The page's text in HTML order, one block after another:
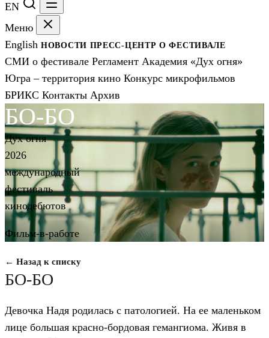
EN
Меню
English НОВОСТИ ПРЕСС-ЦЕНТРО ФЕСТИВАЛЕ
СМИ о фестивале Регламент Академия «Дух огня»
Югра – территория кино Конкурс микрофильмов
БРИКС Контакты Архив
БО-БО
Дух огня
2026
международный
фестиваль
кинодебютов
Фильм-в-работе
← Назад к списку
БО-БО
Девочка Надя родилась с патологией. На ее маленьком
лице большая красно-бордовая гемангиома. Живя в